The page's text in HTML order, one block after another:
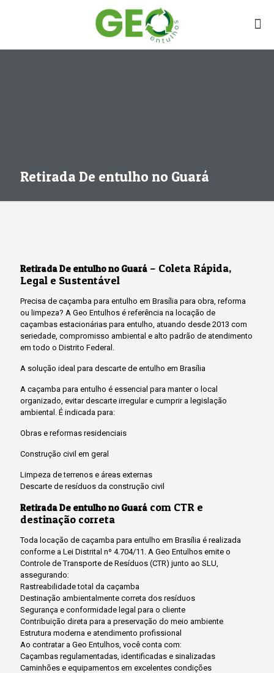
Retirada De entulho no Guará
Retirada De entulho no Guará – Coleta Rápida,
Legal e Sustentável
Precisa de caçamba para entulho em Brasília para obra, reforma
ou limpeza? A Geo Entulhos é referência na locação de
caçambas estacionárias para entulho, atuando desde 2013 com
seriedade, compromisso ambiental e alto padrão de atendimento
em todo o Distrito Federal.
A solução ideal para descarte de entulho em Brasília
A caçamba para entulho é essencial para manter o local
organizado, evitar descarte irregular e cumprir a legislação
ambiental. É indicada para:
Obras e reformas residenciais
Construção civil em geral
Limpeza de terrenos e áreas externas
Descarte de resíduos da construção civil
Retirada De entulho no Guará com CTR e
destinação correta
Toda locação de caçamba para entulho em Brasília é realizada
conforme a Lei Distrital nº 4.704/11. A Geo Entulhos emite o
Controle de Transporte de Resíduos (CTR) junto ao SLU,
assegurando:
Rastreabilidade total da caçamba
Destinação ambientalmente correta dos resíduos
Segurança e conformidade legal para o cliente
Contribuição direta para a preservação do meio ambiente
Estrutura moderna e atendimento profissional
Ao contratar a Geo Entulhos, você conta com:
Caçambas regulamentadas, identificadas e sinalizadas
Caminhões e equipamentos em excelentes condições